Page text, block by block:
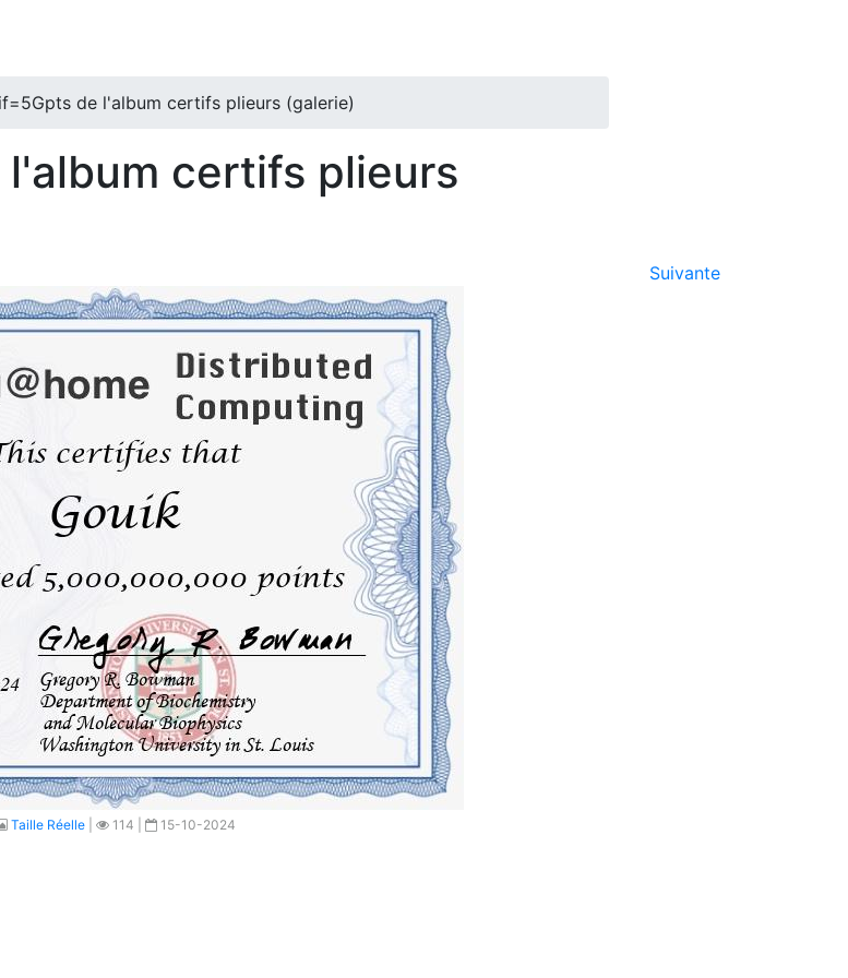
de l'album certifs plieurs (galerie)
certifs plieurs
Suivante
Taille Réelle 114 | 15-10-2024